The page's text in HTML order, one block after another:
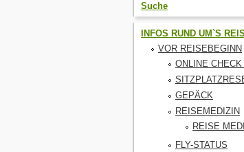
Suche
INFOS RUND UM`S
VOR REISEBEGINN
ONLINE CHECK
GEPÄCK
REISEMEDIZIN
REISE
FLY-STATUS